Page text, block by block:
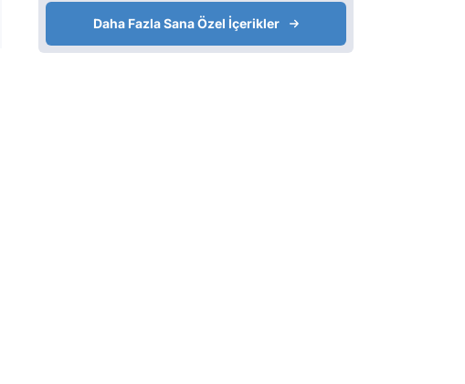
Daha Fazla Sana Özel İçerikler